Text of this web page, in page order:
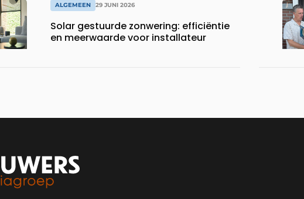
ALGEMEEN 29 JUNI 2026
Solar gestuurde zonwering: efficiëntie
en meerwaarde voor installateur